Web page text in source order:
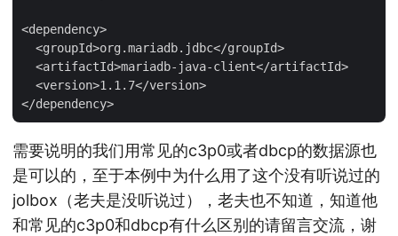
<dependency>
  <groupId>org.mariadb.jdbc</groupId>
  <artifactId>mariadb-java-client</artifactId>
  <version>1.1.7</version>
需要说明的我们用常见的c3p0或者dbcp的数据源也
是可以的，至于本例中为什么用了这个没有听说过的
jolbox（老夫是没听说过），老夫也不知道，知道他
和常见的c3p0和dbcp有什么区别的请留言交流，谢